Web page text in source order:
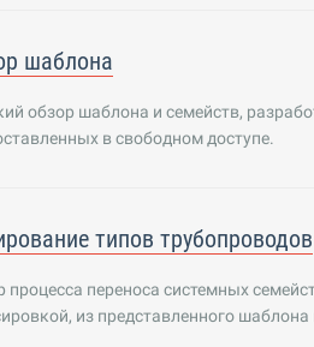
шаблона
обзор шаблона и семейств,
в свободном доступе.
типов трубопроводов
процесса переноса системных
из представленного